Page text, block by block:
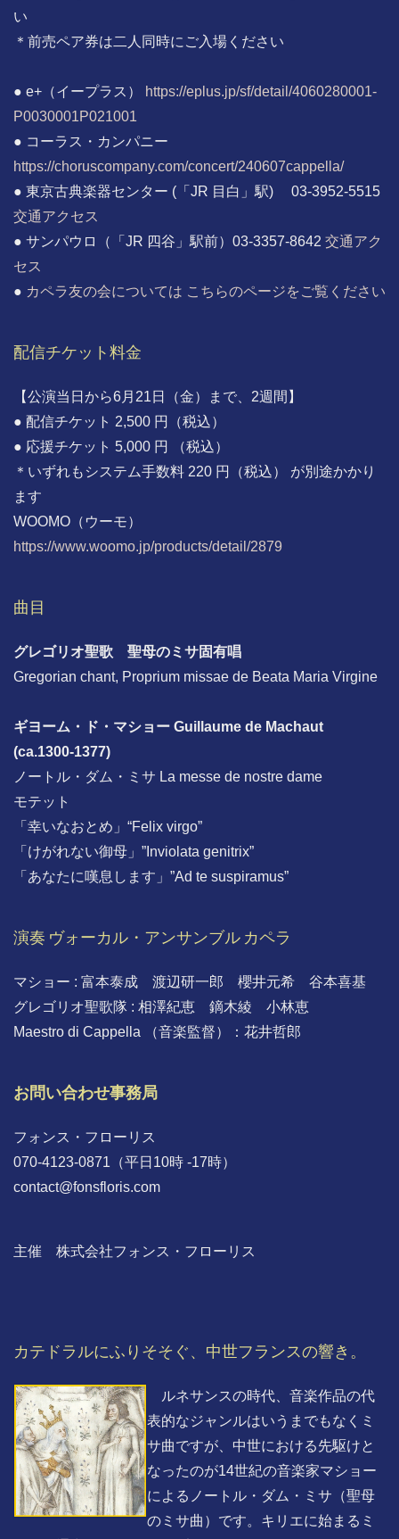
い
＊前売ペア券は二人同時にご入場ください
● e+（イープラス）
https://eplus.jp/sf/detail/4060280001-
P0030001P021001
● コーラス・カンパニー
https://choruscompany.com/concert/240607cappella/
● 東京古典楽器センター (「JR 目白」駅) 03-3952-5515
交通アクセス
● サンパウロ（「JR 四谷」駅前）03-3357-8642 交通アク
セス
● カペラ友の会については こちらのページをご覧ください
配信チケット料金
【公演当日から6月21日（金）まで、2週間】
● 配信チケット 2,500 円（税込）
● 応援チケット 5,000 円 （税込）
＊いずれもシステム手数料 220 円（税込） が別途かかり
ます
WOOMO（ウーモ）
https://www.woomo.jp/products/detail/2879
曲目
グレゴリオ聖歌 聖母のミサ固有唱
Gregorian chant, Proprium missae de Beata Maria Virgine
ギヨーム・ド・マショー Guillaume de Machaut
(ca.1300-1377)
ノートル・ダム・ミサ La messe de nostre dame
モテット
「幸いなおとめ」“Felix virgo”
「けがれない御母」”Inviolata genitrix”
「あなたに嘆息します」”Ad te suspiramus”
演奏 ヴォーカル・アンサンブル カペラ
マショー : 富本泰成 渡辺研一郎 櫻井元希 谷本喜基
グレゴリオ聖歌隊 : 相澤紀恵 鏑木綾 小林恵
Maestro di Cappella （音楽監督）：花井哲郎
お問い合わせ事務局
フォンス・フローリス
070-4123-0871（平日10時 -17時）
contact@fonsfloris.com
主催 株式会社フォンス・フローリス
カテドラルにふりそそぐ、中世フランスの響き。
ルネサンスの時代、音楽作品の代
表的なジャンルはいうまでもなくミ
サ曲ですが、中世における先駆けと
なったのが14世紀の音楽家マショー
によるノートル・ダム・ミサ（聖母
のミサ曲）です。キリエに始まるミ